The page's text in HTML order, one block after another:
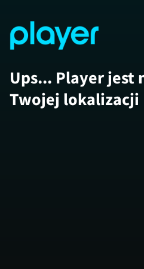
Ups... Player jest
Twojej lokalizacji